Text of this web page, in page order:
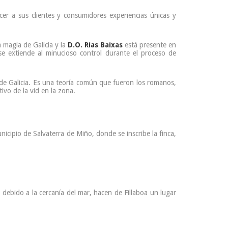
a sus clientes y consumidores experiencias únicas y
de Galicia y la D.O. Rías Baixas está presente en
extiende al minucioso control durante el proceso de
Galicia. Es una teoría común que fueron los romanos,
de la vid en la zona.
de Salvaterra de Miño, donde se inscribe la finca,
a la cercanía del mar, hacen de Fillaboa un lugar